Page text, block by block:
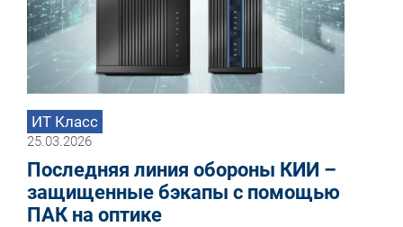
ИТ Класс
25.03.2026
Последняя линия обороны КИИ –
защищенные бэкапы с помощью
ПАК на оптике